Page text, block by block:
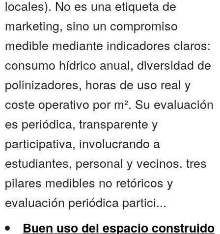
locales). No es una etiqueta de
marketing, sino un compromiso
medible mediante indicadores claros:
consumo hídrico anual, diversidad de
polinizadores, horas de uso real y
coste operativo por m². Su evaluación
es periódica, transparente y
participativa, involucrando a
estudiantes, personal y vecinos. tres
pilares medibles no retóricos y
evaluación periódica partici...
Buen uso del espacio construido